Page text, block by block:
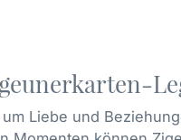
Liebe und